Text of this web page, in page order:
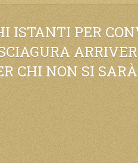
generazione
patirà.
Il
black
ISTANTI PER
CHI NON SI